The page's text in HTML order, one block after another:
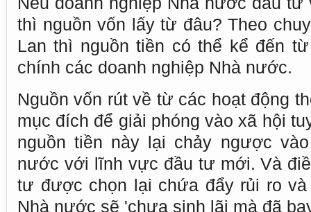
thì nguồn vốn lấy từ đâu? Theo
Lan thì nguồn tiền có thể kể đến
chính các doanh nghiệp Nhà nước.
Nguồn vốn rút về từ các hoạt động
mục đích để giải phóng vào xã hội
nguồn tiền này lại chảy ngược
nước với lĩnh vực đầu tư mới. Và
tư được chọn lại chứa đẩy rủi ro
Nhà nước sẽ 'chưa sinh lãi mà đã